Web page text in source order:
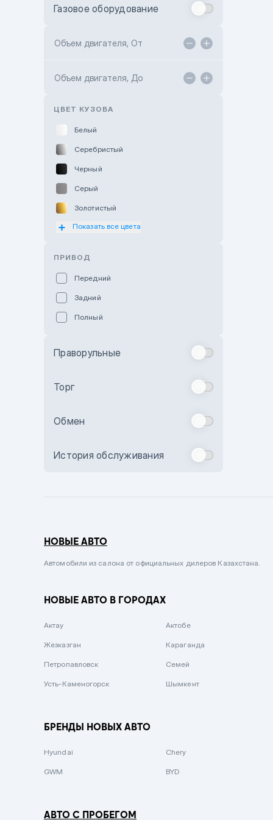
Toyota Kokshetau
Hyundai ShymCity
Газовое оборудование
Объем двигателя, От
Объем двигателя, До
ЦВЕТ КУЗОВА
Белый
Серебристый
Черный
Серый
Золотистый
Оранжевый
Бежевый
Комбинированный
Сиреневый металлик
Вишневый
Зеленый металлик
Показать все цвета
ПРИВОД
Передний
Задний
Полный
Праворульные
Торг
Обмен
История обслуживания
НОВЫЕ АВТО
Автомобили из салона от официальных дилеров Казахстана.
НОВЫЕ АВТО В ГОРОДАХ
Актау Актобе
Жезказган Караганда
Петропавловск Семей
Усть-Каменогорск Шымкент
БРЕНДЫ НОВЫХ АВТО
Hyundai Chery
GWM BYD
АВТО С ПРОБЕГОМ